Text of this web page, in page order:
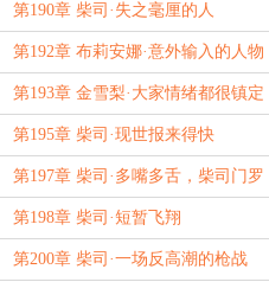
第190章 柴司·失之毫厘的人
第192章 布莉安娜·意外输入的人物
指令
第193章 金雪梨·大家情绪都很镇定
第195章 柴司·现世报来得快
第197章 柴司·多嘴多舌，柴司门罗
第198章 柴司·短暂飞翔
第200章 柴司·一场反高潮的枪战